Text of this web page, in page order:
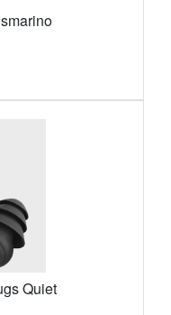
Quiet